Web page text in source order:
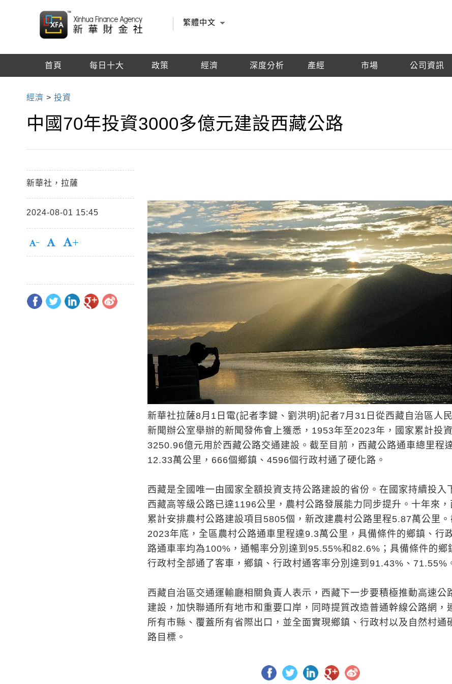
繁體中文
首頁 每日十大 政策 經濟 深度分析 產經 市場 公司資訊
經濟 >投資
中國70年投資3000多億元建設西藏公路
新華社，拉薩
2024-08-01 15:45
新華社拉薩8月1日電(記者李鍵、劉洪明)記者7月31日從西藏自治區人
新聞辦公室舉辦的新聞發佈會上獲悉，1953年至2023年，國家累計投資
3250.96億元用於西藏公路交通建設。截至目前，西藏公路通車總里程
12.33萬公里，666個鄉鎮、4596個行政村通了硬化路。
西藏是全國唯一由國家全額投資支持公路建設的省份。在國家持續投入
西藏高等級公路已達1196公里，農村公路發展能力同步提升。十年來，
累計安排農村公路建設項目5805個，新改建農村公路里程5.87萬公里。
2023年底，全區農村公路通車里程達9.3萬公里，具備條件的鄉鎮、行
路通車率均為100%，通暢率分別達到95.55%和82.6%；具備條件的鄉
行政村全部通了客車，鄉鎮、行政村通客率分別達到91.43%、71.55%
西藏自治區交通運輸廳相關負責人表示，西藏下一步要積極推動高速公
建設，加快聯通所有地市和重要口岸，同時提質改造普通幹線公路網，
所有市縣、覆蓋所有省際出口，並全面實現鄉鎮、行政村以及自然村通
路目標。